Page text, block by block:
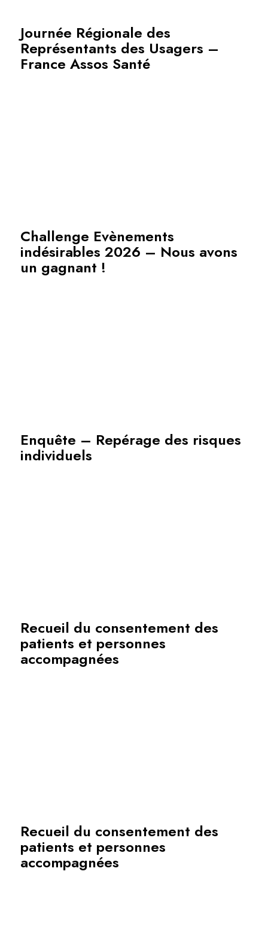
Journée Régionale des
Représentants des Usagers –
France Assos Santé
Challenge Evènements
indésirables 2026 – Nous avons
un gagnant !
Enquête – Repérage des risques
individuels
Recueil du consentement des
patients et personnes
accompagnées
Recueil du consentement des
patients et personnes
accompagnées